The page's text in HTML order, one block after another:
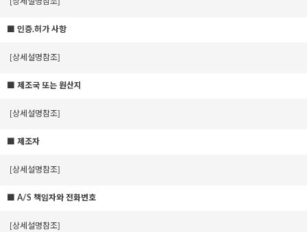
■ 인증.허가 사항
[상세설명참조]
■ 제조국 또는 원산지
[상세설명참조]
■ 제조자
[상세설명참조]
■ A/S 책임자와 전화번호
[상세설명참조]